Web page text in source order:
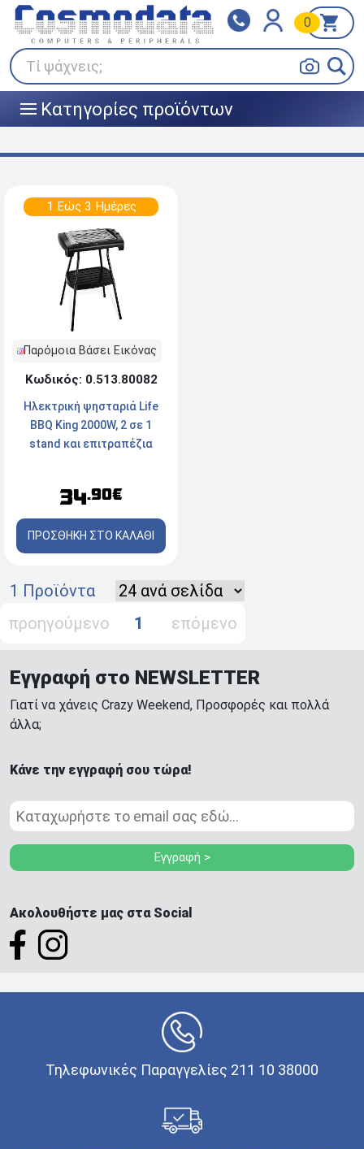
Τί ψάχνεις;
0
||| Κατηγορίες προϊόντων
Klarna
Πληρώστε σε 3
άτοκες δόσεις
BOX NOW
1 Εώς 3 Ημέρες
Παρόμοια Βάσει Εικόνας
Κωδικός: 0.513.80082
Ηλεκτρική ψησταριά Life
BBQ King 2000W, 2 σε 1
stand και επιτραπέζια
34.90€
ΠΡΟΣΘΗΚΗ ΣΤΟ ΚΑΛΑΘΙ
1 Προϊόντα
προηγούμενο
1 επόμενο
Εγγραφή στο NEWSLETTER
Γιατί να χάνεις Crazy Weekend, Προσφορές και πολλά
άλλα;
Κάνε την εγγραφή σου τώρα!
Εγγραφή >
Ακολουθήστε μας στα Social
Τηλεφωνικές Παραγγελίες 211 10 38000